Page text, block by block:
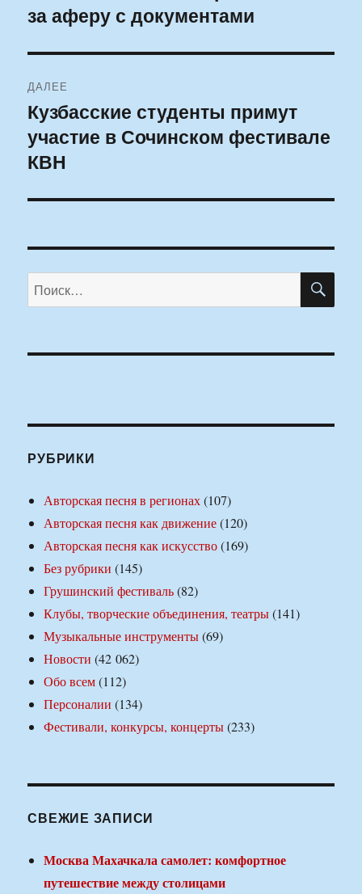
записям
запись:
за аферу с документами
ДАЛЕЕ
Следующая
запись:
Кузбасские студенты примут
участие в Сочинском фестивале
КВН
Искать:
РУБРИКИ
Авторская песня в регионах(107)
Авторская песня как движение(120)
Авторская песня как искусство(169)
Без рубрики (145)
Грушинский фестиваль(82)
Клубы, творческие объединения, театры(141)
Музыкальные инструменты(69)
Новости (42 062)
Обо всем(112)
Персоналии (134)
Фестивали, конкурсы, концерты(233)
СВЕЖИЕ ЗАПИСИ
Москва Махачкала самолет: комфортное
путешествие между столицами